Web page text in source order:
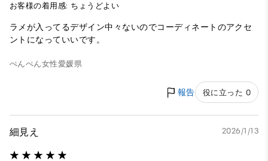
お客様の着用感: ちょうどよい
ラメが入ってるデザイン中々ないのでコーディネートのアクセ
ントになっていいです。
ぺんぺん女性愛媛県
報告 役に立った 0
細見え 2026/1/13